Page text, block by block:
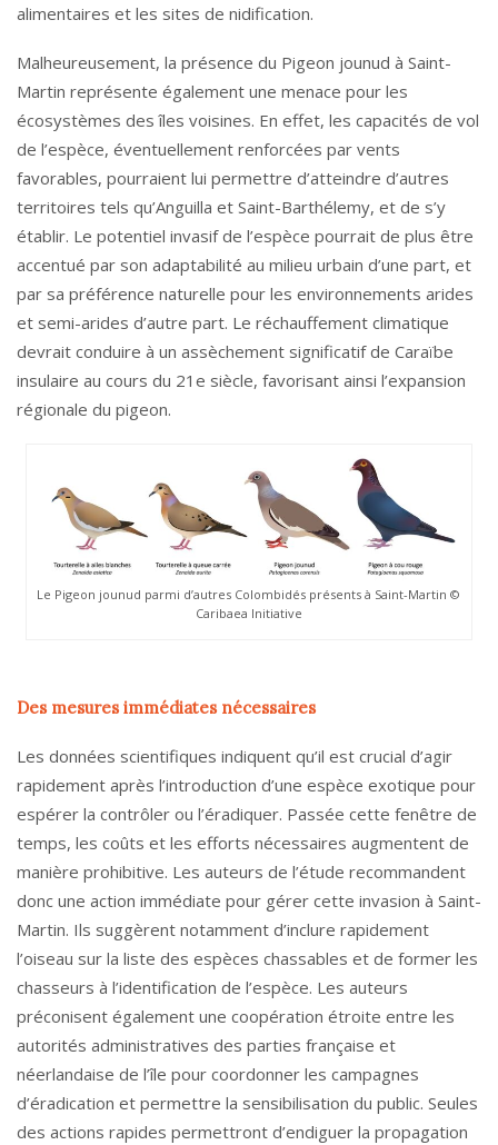
alimentaires et les sites de nidification.
Malheureusement, la présence du Pigeon jounud à Saint-
Martin représente également une menace pour les
écosystèmes des îles voisines. En effet, les capacités de vol
de l’espèce, éventuellement renforcées par vents
favorables, pourraient lui permettre d’atteindre d’autres
territoires tels qu’Anguilla et Saint-Barthélemy, et de s’y
établir. Le potentiel invasif de l’espèce pourrait de plus être
accentué par son adaptabilité au milieu urbain d’une part, et
par sa préférence naturelle pour les environnements arides
et semi-arides d’autre part. Le réchauffement climatique
devrait conduire à un assèchement significatif de Caraïbe
insulaire au cours du 21e siècle, favorisant ainsi l’expansion
régionale du pigeon.
Le Pigeon jounud parmi d’autres Colombidés présents à Saint-Martin ©
Caribaea Initiative
Des mesures immédiates nécessaires
Les données scientifiques indiquent qu’il est crucial d’agir
rapidement après l’introduction d’une espèce exotique pour
espérer la contrôler ou l’éradiquer. Passée cette fenêtre de
temps, les coûts et les efforts nécessaires augmentent de
manière prohibitive. Les auteurs de l’étude recommandent
donc une action immédiate pour gérer cette invasion à Saint-
Martin. Ils suggèrent notamment d’inclure rapidement
l’oiseau sur la liste des espèces chassables et de former les
chasseurs à l’identification de l’espèce. Les auteurs
préconisent également une coopération étroite entre les
autorités administratives des parties française et
néerlandaise de l’île pour coordonner les campagnes
d’éradication et permettre la sensibilisation du public. Seules
des actions rapides permettront d’endiguer la propagation